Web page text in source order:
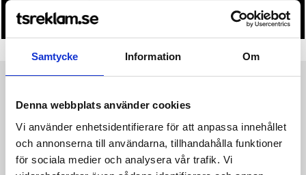
Samtycke Information Om
Denna webbplats använder cookies
Vi använder enhetsidentifierare för att anpassa innehållet
och annonserna till användarna, tillhandahålla funktioner
för sociala medier och analysera vår trafik. Vi
• Tryckfil/er logo laddas upp i kassan.
·220 g/m² ·100% Cotton ·Men's shirt made of smooth cotton
·Wide, high and ribbed crew neck ·Dropped shoulders
·Oversized fit